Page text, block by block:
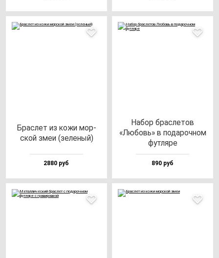
Брас­лет из ко­жи мор­
ской змеи (зе­ле­ный)
2880 руб
Набор брас­ле­тов
«Любовь» в по­да­роч­ном
фут­ля­ре
890 руб